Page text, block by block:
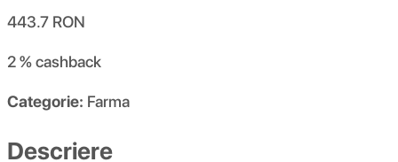
443.7 RON
2 %cashback
Categorie: Farma
Descriere